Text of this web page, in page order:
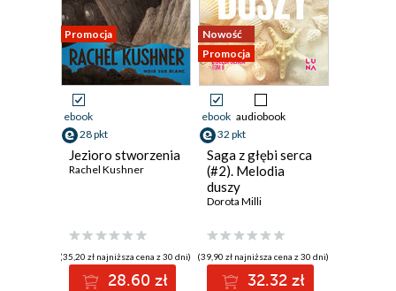
Promocja
ebook
28 pkt
Jezioro stworzenia
Rachel Kushner
(35,20 zł najniższa cena z 30 dni)
28.60 zł
Nowość
Promocja
ebook audiobook
32 pkt
Saga z głębi serca
(#2). Melodia
duszy
Dorota Milli
(39,90 zł najniższa cena z 30 dni)
32.32 zł